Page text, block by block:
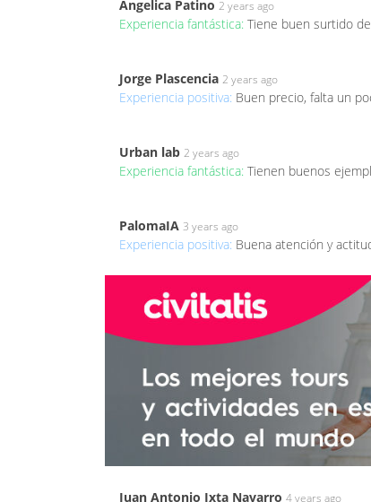
Angelica Patino 2 years ago
Experiencia fantástica: Tiene buen surtido
Jorge Plascencia 2 years ago
Experiencia positiva: Buen precio, falta un
Urban lab 2 years ago
Experiencia fantástica: Tienen buenos
PalomaIA 3 years ago
Experiencia positiva: Buena atención y
Juan Antonio Ixta Navarro 4 years ago